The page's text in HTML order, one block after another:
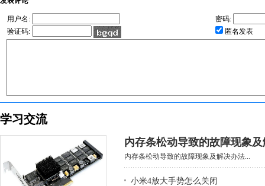
用户名:
密码:
验证码:
匿名发表
学习交流
内存条松动导致的故障现象
内存条松动导致的故障现象及解决办法...
小米4放大手势怎么关闭